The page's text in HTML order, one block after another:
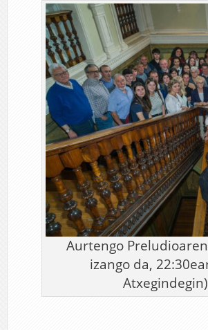
Aurtengo
izango da,